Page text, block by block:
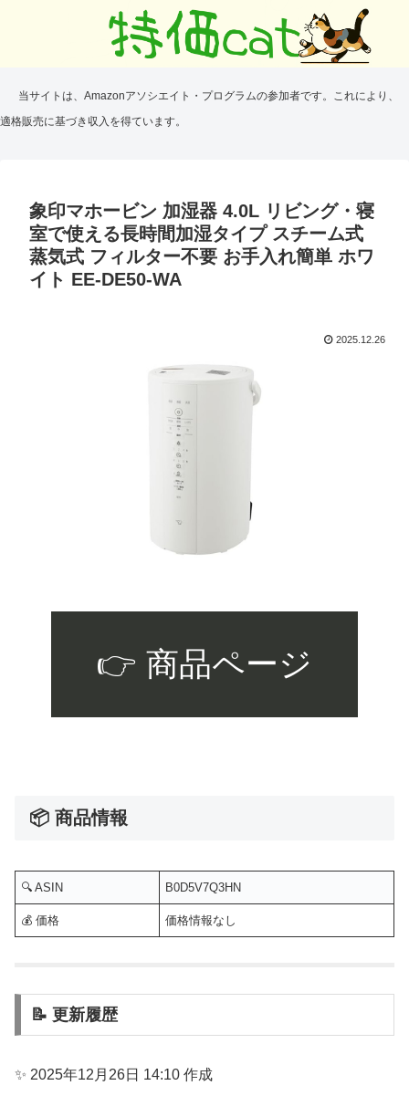
当サイトは、Amazonアソシエイト・プログラムの参加者です。これにより、
適格販売に基づき収入を得ています。
象印マホービン 加湿器 4.0L リビング・寝
室で使える⻑時間加湿タイプ スチーム式
蒸気式 フィルター不要 お手入れ簡単 ホワ
イト EE-DE50-WA
2025.12.26
👉 商品ページ
📦 商品情報
🔍 ASIN B0D5V7Q3HN
💰 価格 価格情報なし
📝 更新履歴
✨ 2025年12月26日 14:10 作成